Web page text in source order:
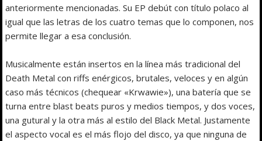
anteriormente mencionadas. Su EP debút con título polaco al
igual que las letras de los cuatro temas que lo componen, nos
permite llegar a esa conclusión.
Musicalmente están insertos en la línea más tradicional del
Death Metal con riffs enérgicos, brutales, veloces y en algún
caso más técnicos (chequear «Krwawie»), una batería que se
turna entre blast beats puros y medios tiempos, y dos voces,
una gutural y la otra más al estilo del Black Metal. Justamente
el aspecto vocal es el más flojo del disco, ya que ninguna de